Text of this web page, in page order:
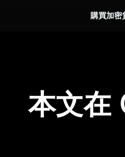
購買加密
本文在